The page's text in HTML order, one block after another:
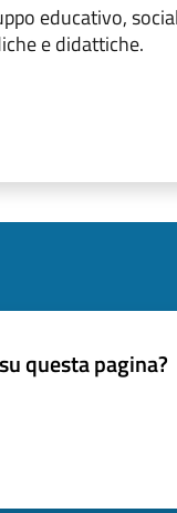
educativo,
e didattiche.
questa pagina?